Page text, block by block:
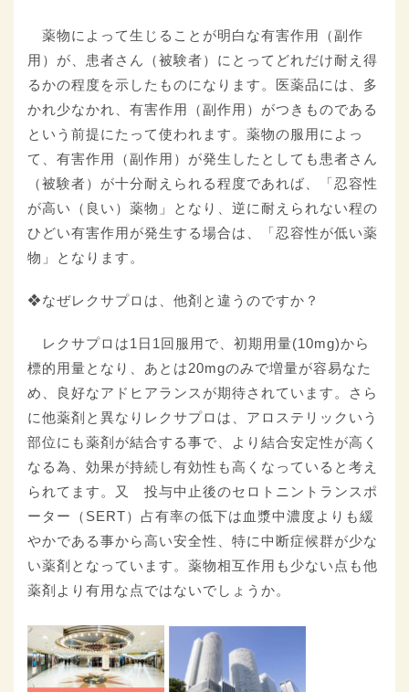
薬物によって生じることが明白な有害作用（副作
用）が、患者さん（被験者）にとってどれだけ耐え得
るかの程度を示したものになります。医薬品には、多
かれ少なかれ、有害作用（副作用）がつきものである
という前提にたって使われます。薬物の服用によっ
て、有害作用（副作用）が発生したとしても患者さん
（被験者）が十分耐えられる程度であれば、「忍容性
が高い（良い）薬物」となり、逆に耐えられない程の
ひどい有害作用が発生する場合は、「忍容性が低い薬
物」となります。
❖なぜレクサプロは、他剤と違うのですか？
レクサプロは1日1回服用で、初期用量(10mg)から
標的用量となり、あとは20mgのみで増量が容易なた
め、良好なアドヒアランスが期待されています。さら
に他薬剤と異なりレクサプロは、アロステリックいう
部位にも薬剤が結合する事で、より結合安定性が高く
なる為、効果が持続し有効性も高くなっていると考え
られてます。又 投与中止後のセロトニントランスポ
ーター（SERT）占有率の低下は血漿中濃度よりも緩
やかである事から高い安全性、特に中断症候群が少な
い薬剤となっています。薬物相互作用も少ない点も他
薬剤より有用な点ではないでしょうか。